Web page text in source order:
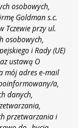
osobowych,
Goldman s.c.
Tczewie przy ul.
osobowych,
i Rady (UE)
ustawą O
mój adres e-mail
a,
danych,
przetwarzania i